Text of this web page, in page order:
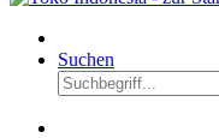
Suchen